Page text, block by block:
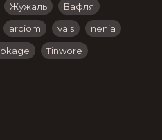
Жужаль
Вафля
arciom vals
nenia
Tinwore